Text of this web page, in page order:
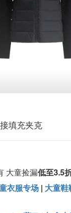
填充夹克
大童捡漏低至3.5折
衣服专场 | 大童